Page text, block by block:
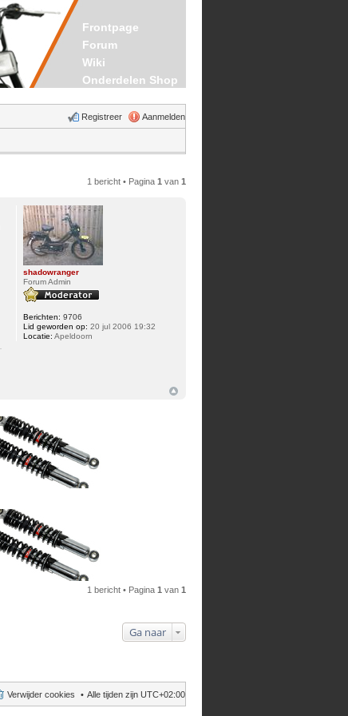
Frontpage
Forum
Wiki
Onderdelen Shop
Aanmelden
Registreer
1 bericht • Pagina 1 van 1
shadowranger
Forum Admin
Berichten: 9706
Lid geworden op: 20 jul 2006 19:32
Locatie: Apeldoorn
1 bericht • Pagina 1 van 1
Ga naar
Alle tijden zijn UTC+02:00
Verwijder cookies